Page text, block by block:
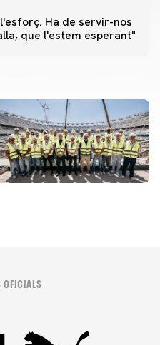
Ha de servir-nos
que l'estem esperant"
OFICIALS